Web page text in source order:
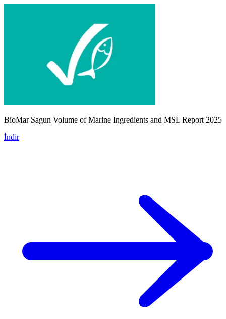
BioMar Sagun Volume of Marine Ingredients and MSL Report 2025
İndir